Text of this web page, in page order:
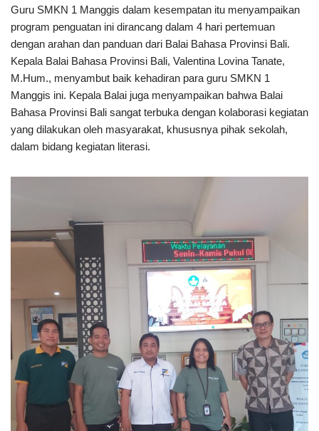
Guru SMKN 1 Manggis dalam kesempatan itu menyampaikan
program penguatan ini dirancang dalam 4 hari pertemuan
dengan arahan dan panduan dari Balai Bahasa Provinsi Bali.
Kepala Balai Bahasa Provinsi Bali, Valentina Lovina Tanate,
M.Hum., menyambut baik kehadiran para guru SMKN 1
Manggis ini. Kepala Balai juga menyampaikan bahwa Balai
Bahasa Provinsi Bali sangat terbuka dengan kolaborasi kegiatan
yang dilakukan oleh masyarakat, khususnya pihak sekolah,
dalam bidang kegiatan literasi.